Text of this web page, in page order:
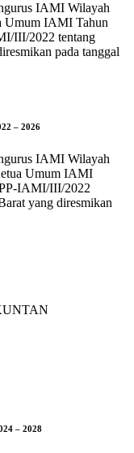
IAMI Wilayah
Umum IAMI Tahun
III/2022 tentang
pada tanggal
– 2026
IAMI Wilayah
Umum IAMI
IAMI/III/2022
yang diresmikan
– 2028